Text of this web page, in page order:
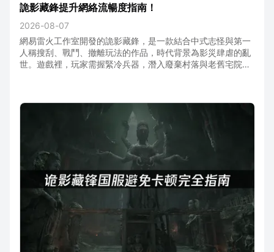
詭影藏鋒提升網絡流暢度指南！
2026-08-07
網易雷火工作室開發的詭影藏鋒，是一款結合中式志怪與第一
人稱搜刮、戰鬥、撤離玩法的作品，時代背景為影災肆虐的亂
世。遊戲裡，玩家需握緊冷兵器，潛入廢棄村落與老舊宅院，